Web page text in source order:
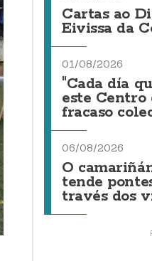
Cartas ao
Eivissa da
01/08/2026
"Cada día
este Centro
fracaso
06/08/2026
O
tende
través dos